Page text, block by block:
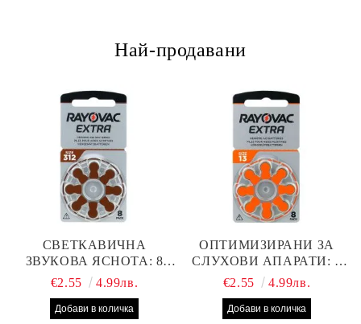
Най-продавани
СВЕТКАВИЧНА
ЗВУКОВА ЯСНОТА: 8
БРОЯ RAYOVAC EXTRA
СЛУХОВ АПАРАТ С
€2.55 4.99лв.
ОПТИМИЗИРАНИ ЗА
СЛУХОВИ АПАРАТИ: 8
БРОЯ RAYOVAC EXTRA
ПРОИЗВОДИТЕЛНОСТ
€2.55 4.99лв.